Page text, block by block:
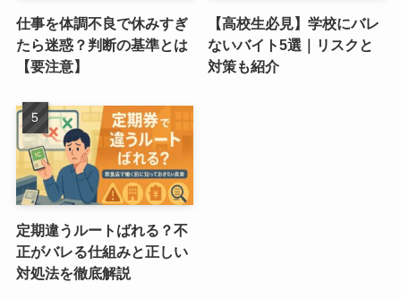
仕事を体調不良で休みすぎ
たら迷惑？判断の基準とは
【要注意】
【高校生必見】学校にバレ
ないバイト5選｜リスクと
対策も紹介
定期違うルートばれる？不
正がバレる仕組みと正しい
対処法を徹底解説